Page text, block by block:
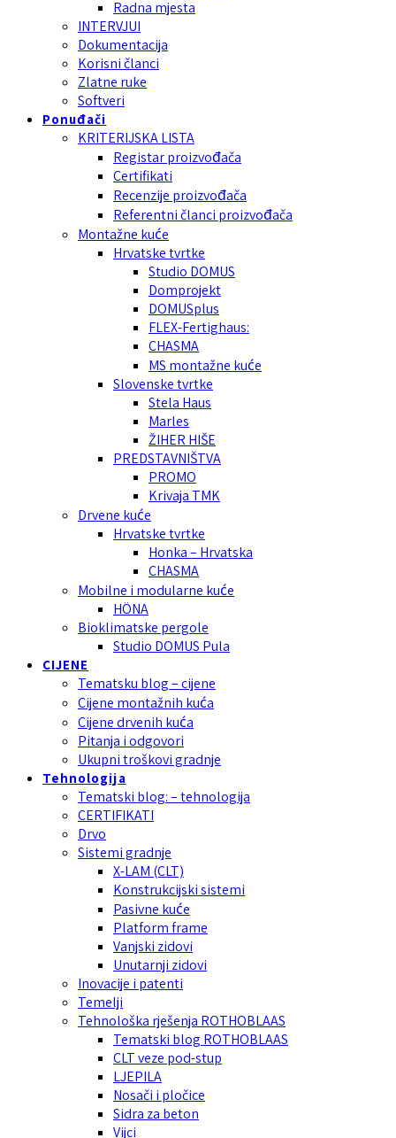
Radna mjesta
INTERVJUI
Dokumentacija
Korisni članci
Zlatne ruke
Softveri
Ponuđači
KRITERIJSKA LISTA
Registar proizvođača
Certifikati
Recenzije proizvođača
Referentni članci proizvođača
Montažne kuće
Hrvatske tvrtke
Studio DOMUS
Domprojekt
DOMUSplus
FLEX-Fertighaus:
CHASMA
MS montažne kuće
Slovenske tvrtke
Stela Haus
Marles
ŽIHER HIŠE
PREDSTAVNIŠTVA
PROMO
Krivaja TMK
Drvene kuće
Hrvatske tvrtke
Honka – Hrvatska
CHASMA
Mobilne i modularne kuće
HÖNA
Bioklimatske pergole
Studio DOMUS Pula
CIJENE
Tematsku blog – cijene
Cijene montažnih kuća
Cijene drvenih kuća
Pitanja i odgovori
Ukupni troškovi gradnje
Tehnologija
Tematski blog: – tehnologija
CERTIFIKATI
Drvo
Sistemi gradnje
X-LAM (CLT)
Konstrukcijski sistemi
Pasivne kuće
Platform frame
Vanjski zidovi
Unutarnji zidovi
Inovacije i patenti
Temelji
Tehnološka rješenja ROTHOBLAAS
Tematski blog ROTHOBLAAS
CLT veze pod-stup
LJEPILA
Nosači i pločice
Sidra za beton
Vijci